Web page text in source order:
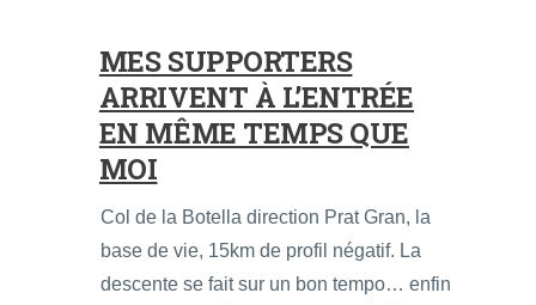
MES SUPPORTERS
ARRIVENT À L’ENTRÉE
EN MÊME TEMPS QUE
MOI
Col de la Botella direction Prat Gran, la
base de vie, 15km de profil négatif. La
descente se fait sur un bon tempo… enfin